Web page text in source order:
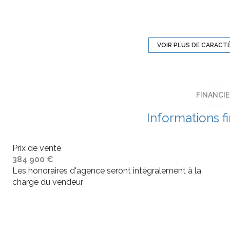
VOIR PLUS DE
Informations
Prix de vente
384 900 €
Les honoraires d'agence seront intégralement à la
charge du vendeur